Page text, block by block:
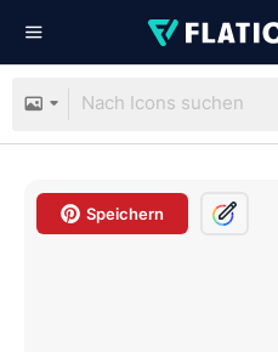
Speichern